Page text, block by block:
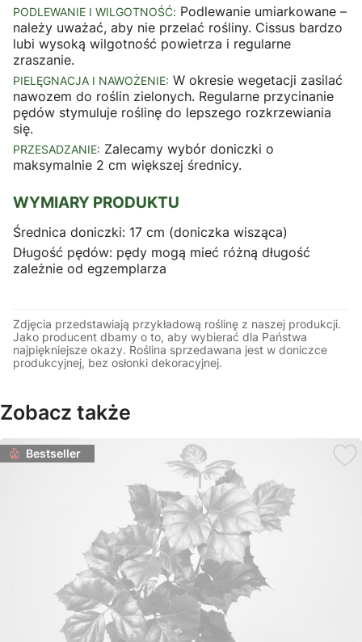
PODLEWANIE I WILGOTNOŚĆ: Podlewanie umiarkowane –
należy uważać, aby nie przelać rośliny. Cissus bardzo
lubi wysoką wilgotność powietrza i regularne
zraszanie.
PIELĘGNACJA I NAWOŻENIE: W okresie wegetacji zasilać
nawozem do roślin zielonych. Regularne przycinanie
pędów stymuluje roślinę do lepszego rozkrzewiania
się.
PRZESADZANIE: Zalecamy wybór doniczki o
maksymalnie 2 cm większej średnicy.
WYMIARY PRODUKTU
Średnica doniczki: 17 cm (doniczka wisząca)
Długość pędów: pędy mogą mieć różną długość
zależnie od egzemplarza
Zdjęcia przedstawiają przykładową roślinę z naszej produkcji.
Jako producent dbamy o to, aby wybierać dla Państwa
najpiękniejsze okazy. Roślina sprzedawana jest w doniczce
produkcyjnej, bez osłonki dekoracyjnej.
Zobacz także
Bestseller